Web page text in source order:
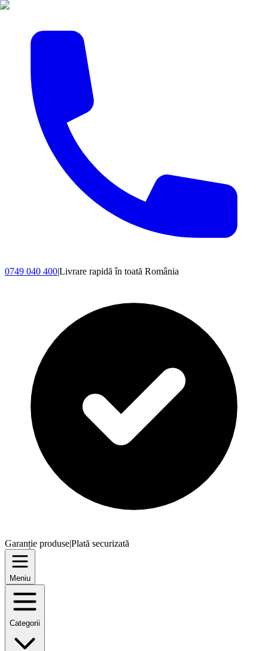
0749 040 400|Livrare rapidă în toată România
Garanție produse|Plată securizată
Meniu
Categorii